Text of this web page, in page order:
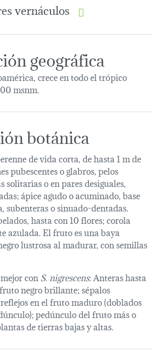
vernáculos
geográfica
crece en todo el trópico
msnm.
botánica
de vida corta, de hasta 1 m de
pubescentes o glabros, pelos
solitarias o en pares desiguales,
ápice agudo o acuminado, base
subenteras o sinuado-dentadas.
hasta con 10 flores; corola
azulada. El fruto es una baya
lustrosa al madurar, con semillas
con S. nigrescens: Anteras hasta
negro brillante; sépalos
en el fruto maduro (doblados
pedúnculo del fruto más o
de tierras bajas y altas.